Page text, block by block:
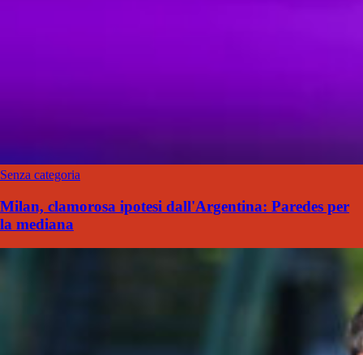
Senza categoria
Milan, clamorosa ipotesi dall'Argentina: Paredes per
la mediana